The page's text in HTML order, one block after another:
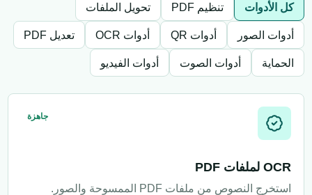
كل الأدوات تنظيم PDF تحويل الملفات
أدوات الصور أدوات QR أدوات OCR تعديل PDF
الحماية أدوات الصوت أدوات الفيديو
جاهزة
OCR لملفات PDF
استخرج النصوص من ملفات PDF الممسوحة والصور.